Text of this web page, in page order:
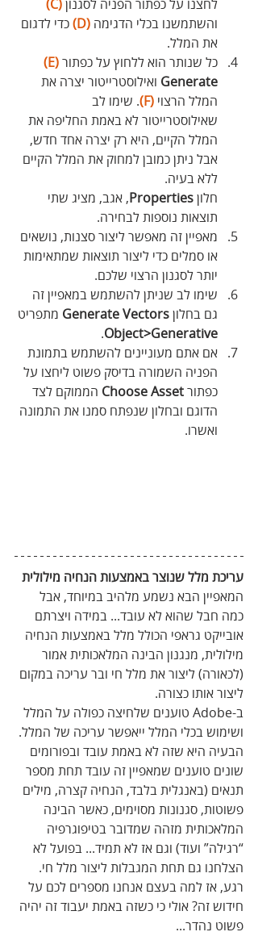
לחצנו על כפתור הפניה לסגנון (C)
והשתמשנו בכלי הדגימה (D)
כדי לדגום
את המלל.
כל שנותר הוא ללחוץ על כפתור (E)
Generate ואילוסטרייטור יצרה את
המלל הרצוי (F)
. שימו לב
שאילוסטרייטור לא באמת החליפה את
המלל הקיים, היא רק יצרה אחד חדש,
אבל ניתן כמובן למחוק את המלל הקיים
ללא בעיה.
חלון Properties, אגב, מציג שתי
תוצאות נוספות לבחירה.
מאפיין זה מאפשר ליצור סצנות, נושאים
או סמלים כדי ליצור תוצאות שמתאימות
יותר לסגנון הרצוי שלכם.
שימו לב שניתן להשתמש במאפיין זה
גם בחלון Generate Vectors מתפריט
Object>Generative
.
אם אתם מעוניינים להשתמש בתמונת
הפניה השמורה בדיסק פשוט ליחצו על
כפתור
ChooseAsset
הממוקם לצד
הדוגם ובחלון שנפתח סמנו את התמונה
ואשרו.
עריכת מלל שנוצר באמצעות הנחיה מילולית
המאפיין הבא נשמע מלהיב במיוחד, אבל
כמה חבל שהוא לא עובד... במידה ויצרתם
אובייקט גראפי הכולל מלל באמצעות הנחיה
מילולית, מנגנון הבינה המלאכותית אמור
(לכאורה) ליצור את מלל חי ובר עריכה במקום
ליצור אותו כצורה.
ב-Adobe טוענים שלחיצה כפולה על המלל
ושימוש בכלי המלל ייאפשר עריכה של המלל.
הבעיה היא שזה לא באמת עובד ובפורומים
שונים טוענים שמאפיין זה עובד תחת מספר
תנאים (באנגלית בלבד, הנחיה קצרה, מילים
פשוטות, סגנונות מסוימים, כאשר הבינה
המלאכותית מזהה שמדובר בטיפוגרפיה
“רגילה” ועוד) וגם אז לא תמיד... בפועל לא
הצלחנו גם תחת המגבלות ליצור מלל חי.
רגע, אז למה בעצם אנחנו מספרים לכם על
חידוש זה? אולי כי כשזה באמת יעבוד זה יהיה
פשוט נהדר...